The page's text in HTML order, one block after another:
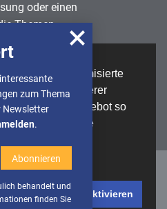
um u.A. anonymisierte
die Nutzung unserer
und unser Angebot so
können. Weitere
Cookies aktivieren
oder einen
Themen
, IKS oder ISMS?
zum Thema
Newsletter
.
behandelt und
finden Sie